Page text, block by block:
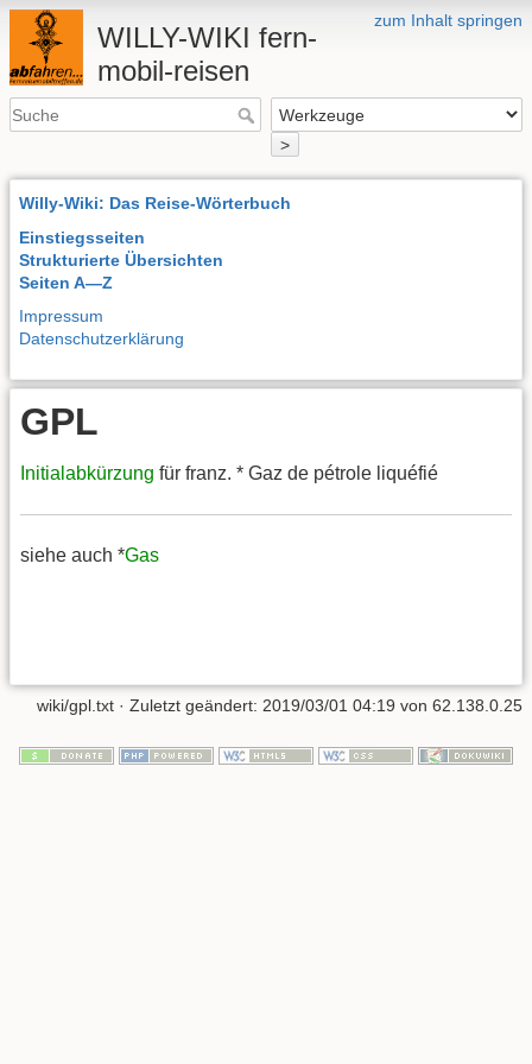
zum Inhalt springen
WILLY-WIKI fern-
mobil-reisen
>
Willy-Wiki: Das Reise-Wörterbuch
Einstiegsseiten
Strukturierte Übersichten
Seiten A—Z
Impressum
Datenschutzerklärung
GPL
Initialabkürzung für franz. * Gaz de pétrole liquéfié
siehe auch *Gas
wiki/gpl.txt · Zuletzt geändert: 2019/03/01 04:19 von 62.138.0.25